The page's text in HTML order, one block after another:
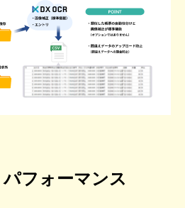
フォーマンス